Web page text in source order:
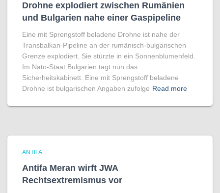
Drohne explodiert zwischen Rumänien
und Bulgarien nahe einer Gaspipeline
Eine mit Sprengstoff beladene Drohne ist nahe der
Transbalkan-Pipeline an der rumänisch-bulgarischen
Grenze explodiert. Sie stürzte in ein Sonnenblumenfeld.
Im Nato-Staat Bulgarien tagt nun das
Sicherheitskabinett. Eine mit Sprengstoff beladene
Drohne ist bulgarischen Angaben zufolge Read more
ANTIFA
Antifa Meran wirft JWA
Rechtsextremismus vor